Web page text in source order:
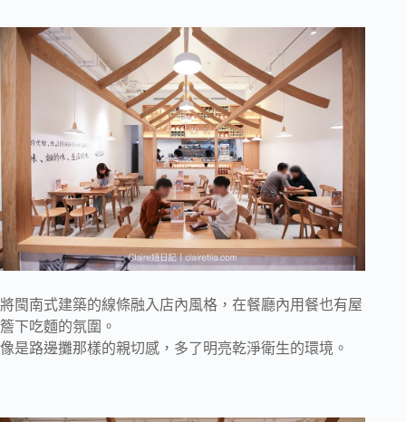
將閩南式建築的線條融入店內風格，在餐廳內用餐也有屋
簷下吃麵的氛圍。
像是路邊攤那樣的親切感，多了明亮乾淨衛生的環境。